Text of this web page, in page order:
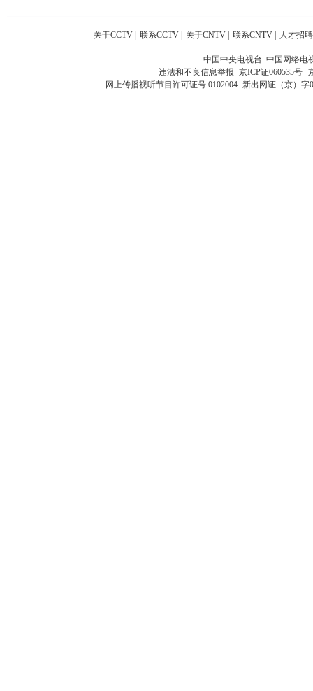
关于CCTV 联系CCTV 关于CNTV 联系CNTV 人才招聘
中国中央电视台 中国网络电
违法和不良信息举报 京ICP证060535号
网上传播视听节目许可证号 0102004 新出网证（京）